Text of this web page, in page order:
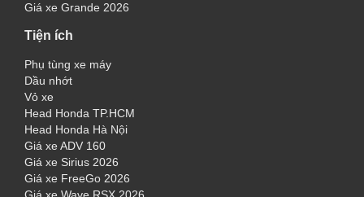
Giá xe Grande 2026
Tiện ích
Phụ tùng xe máy
Dầu nhớt
Vỏ xe
Head Honda TP.HCM
Head Honda Hà Nội
Giá xe ADV 160
Giá xe Sirius 2026
Giá xe FreeGo 2026